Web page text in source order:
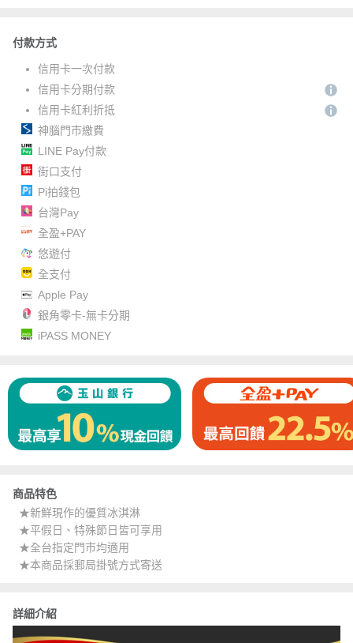
付款方式
信用卡一次付款
信用卡分期付款
信用卡紅利折抵
神腦門市繳費
LINE Pay付款
街口支付
Pi拍錢包
台灣Pay
全盈+PAY
悠遊付
全支付
Apple Pay
銀角零卡-無卡分期
iPASS MONEY
商品特色
★新鮮現作的優質冰淇淋
★平假日、特殊節日皆可享用
★全台指定門市均適用
★本商品採郵局掛號方式寄送
詳細介紹